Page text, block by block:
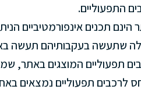
התפעוליים.
תכנים אינפורמטיביים
שתעשה בעקבותיהם תעשה
תפעוליים המוצגים באתר,
לרכבים תפעוליים נמצאים